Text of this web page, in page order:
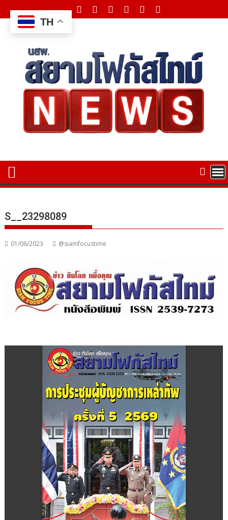
to
content
S__23298089
01/06/2023 @siamfocustime
TH